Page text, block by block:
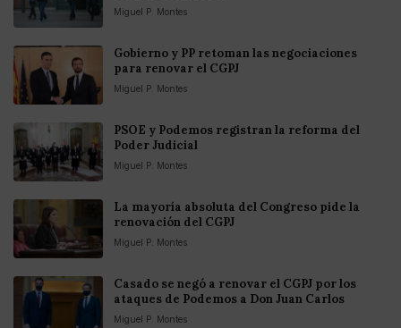
Miguel P. Montes
Gobierno y PP retoman las negociaciones
para renovar el CGPJ
Miguel P. Montes
PSOE y Podemos registran la reforma del
Poder Judicial
Miguel P. Montes
La mayoría absoluta del Congreso pide la
renovación del CGPJ
Miguel P. Montes
Casado se negó a renovar el CGPJ por los
ataques de Podemos a Don Juan Carlos
Miguel P. Montes